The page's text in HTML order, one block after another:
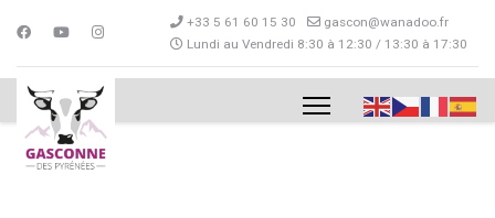
+33 5 61 60 15 30
gascon@wanadoo.fr
Lundi au Vendredi 8:30 à 12:30 / 13:30 à 17:30